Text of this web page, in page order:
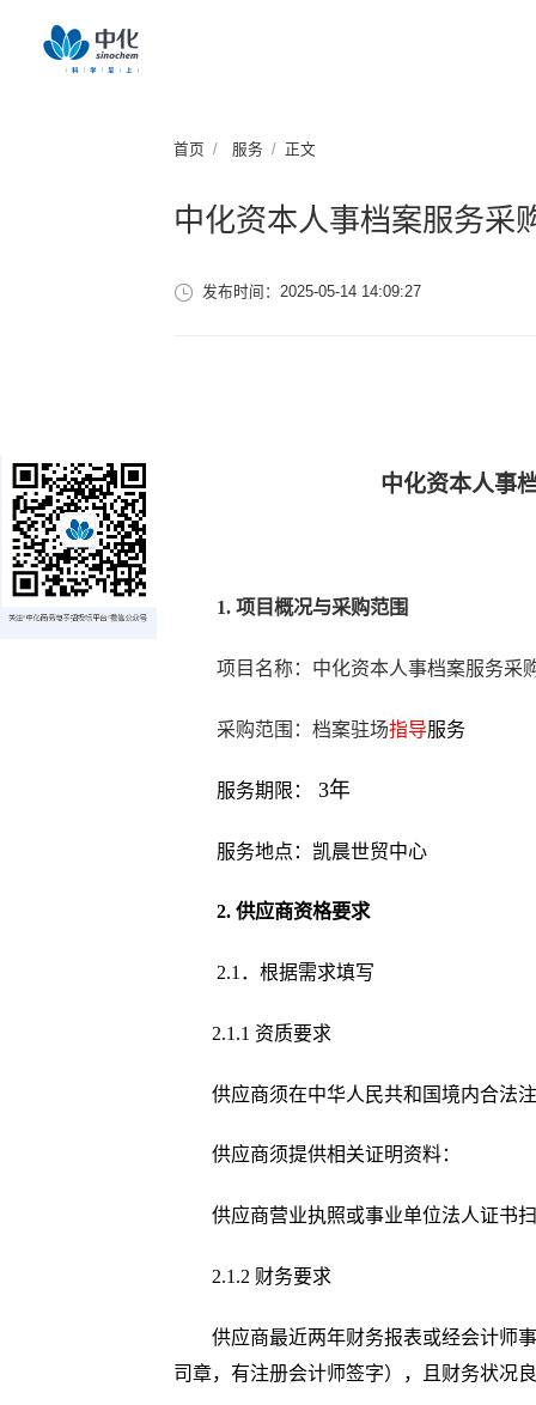
首页 服务 正文
中化资本人事档案服务采
发布时间：2025-05-14 14:09:27
中化资本人事
1. 项目概况与采购范围
项目名称：中化资本人事档案服务采
采购范围：档案驻场指导服务
服务期限： 3年
服务地点：凯晨世贸中心
2. 供应商资格要求
2.1．根据需求填写
2.1 .1 资质要求
供应商须在中华人民共和国境内合法
供应商须提供相关证明资料：
供应商营业执照或事业单位法人证书
2.1.2 财务要求
供应商最近两年财务报表或经会计师
司章，有注册会计师签字），且财务状况